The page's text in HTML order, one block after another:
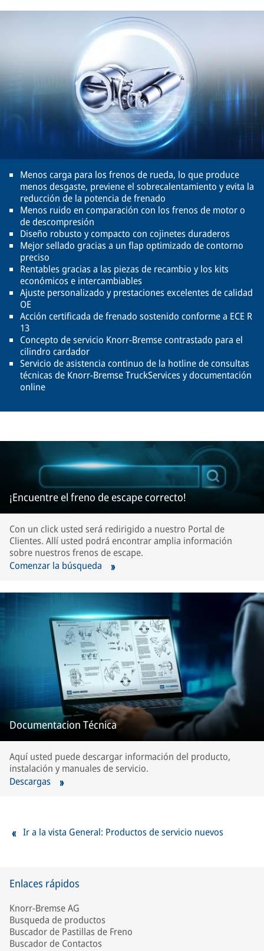
Menos carga para los frenos de rueda, lo que produce
menos desgaste, previene el sobrecalentamiento y evita la
reducción de la potencia de frenado
Menos ruido en comparación con los frenos de motor o
de descompresión
Diseño robusto y compacto con cojinetes duraderos
Mejor sellado gracias a un flap optimizado de contorno
preciso
Rentables gracias a las piezas de recambio y los kits
económicos e intercambiables
Ajuste personalizado y prestaciones excelentes de calidad
OE
Acción certificada de frenado sostenido conforme a ECE R
13
Concepto de servicio Knorr-Bremse contrastado para el
cilindro cardador
Servicio de asistencia continuo de la hotline de consultas
técnicas de Knorr-Bremse TruckServices y documentación
online
¡Encuentre el freno de escape correcto!
Con un click usted será redirigido a nuestro Portal de
Clientes. Allí usted podrá encontrar amplia información
sobre nuestros frenos de escape.
Comenzar la búsqueda
Documentacion Técnica
Aquí usted puede descargar información del producto,
instalación y manuales de servicio.
Descargas
Ir a la vista General: Productos de servicio nuevos
Enlaces rápidos
Knorr-Bremse AG
Busqueda de productos
Buscador de Pastillas de Freno
Buscador de Contactos